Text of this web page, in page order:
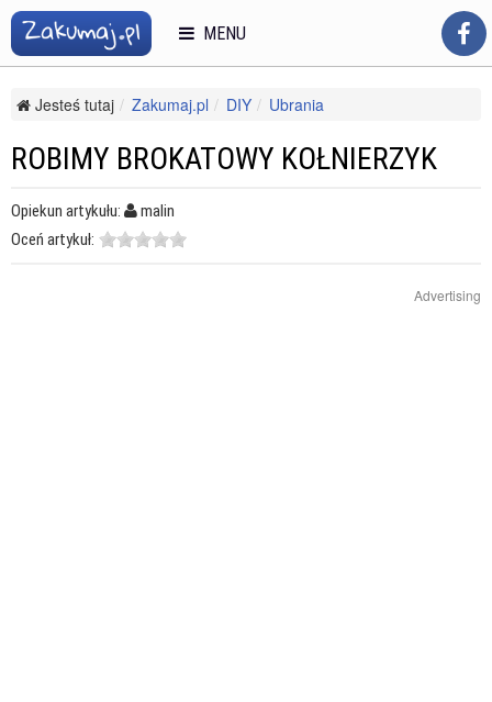
Jesteś tutaj Zakumaj.pl DIY
Ubrania
ROBIMY BROKATOWY KOŁNIERZYK
Opiekun artykułu:
malin
Oceń artykuł:
Advertising
MENU